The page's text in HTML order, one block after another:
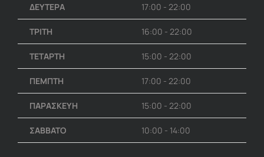
ΔΕΥΤΕΡΑ 17:00 - 22:00
ΤΡΙΤΗ 16:00 - 22:00
ΤΕΤΑΡΤΗ 15:00 - 22:00
ΠΕΜΠΤΗ 17:00 - 22:00
ΠΑΡΑΣΚΕΥΗ 15:00 - 22:00
ΣΑΒΒΑΤΟ 10:00 - 14:00